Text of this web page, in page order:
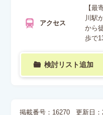
アクセス
【最
川駅
から
歩で
検討リスト追加
掲載番号：16270 更新日